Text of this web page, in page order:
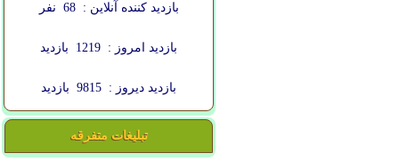
بازدید کننده آنلاین : 68 نفر
بازدید امروز : 1219 بازدید
بازدید دیروز : 9815 بازدید
تبلیغات متفرقه